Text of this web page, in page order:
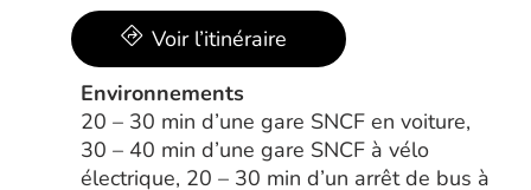
Voir l’itinéraire
Environnements
20 – 30 min d’une gare SNCF en voiture,
30 – 40 min d’une gare SNCF à vélo
électrique, 20 – 30 min d’un arrêt de bus à